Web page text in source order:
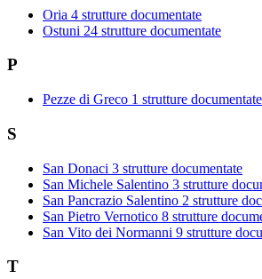
Oria 4 strutture documentate
Ostuni 24 strutture documentate
P
Pezze di Greco 1 strutture documentate
S
San Donaci 3 strutture documentate
San Michele Salentino 3 strutture
San Pancrazio Salentino 2 strutture
San Pietro Vernotico 8 strutture
San Vito dei Normanni 9 strutture
T